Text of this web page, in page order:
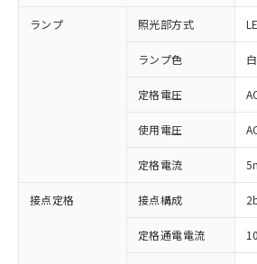
ランプ 照光部方式
ランプ色 白
定格電圧
使用電圧
定格電流
接点定格 接点構成
定格通電電流
ご利用条件
以下の条件をお読みいただき
ご利用ください。
商品の当社在庫状況およ
(税抜)を提供させていた
対応済み：EU RoHS指令
非含有に対応した製品が提供可
対応予定：EU RoHS指令（10
有に対応した製品に切り替える
対応予定なし：EU RoHS指令
非含有に非対応の商品で、対
定はありません。
調査・確認中：EU RoHS指令
非含有の対応状況を調査中また
非該当品：ライセンス料など無
害物質有無と関係のない商品
※1 中国RoHS○×表
「○」：最大均質材料含有率が
基準値以下であることを示し